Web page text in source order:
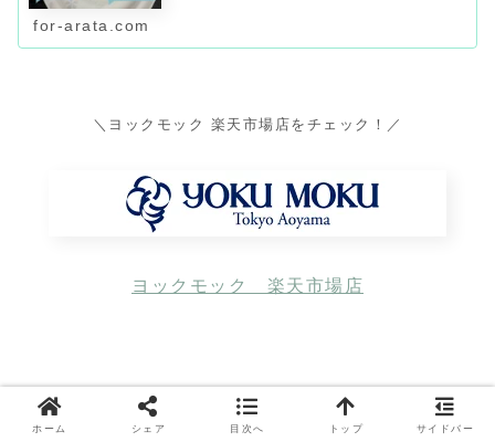
for-arata.com
＼ヨックモック 楽天市場店をチェック！／
ヨックモック 楽天市場店
「ヨックモック」の商品を探す
ホーム シェア 目次へ トップ サイドバー